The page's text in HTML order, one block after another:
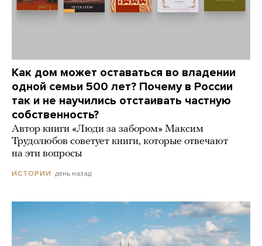
Как дом может оставаться во владении
одной семьи 500 лет? Почему в России
так и не научились отстаивать частную
собственность?
Автор книги «Люди за забором» Максим
Трудолюбов советует книги, которые отвечают
на эти вопросы
ИСТОРИИ день назад